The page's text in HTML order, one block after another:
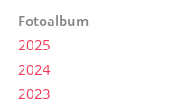
Fotoalbum
2025
2024
2023